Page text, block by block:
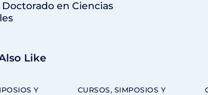
en Ciencias
Like
Y
CURSOS, SIMPOSIOS Y